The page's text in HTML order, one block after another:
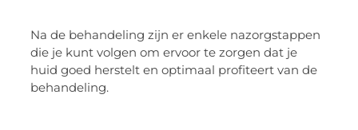
Na de behandeling zijn er enkele nazorgstappen
die je kunt volgen om ervoor te zorgen dat je
huid goed herstelt en optimaal profiteert van de
behandeling.